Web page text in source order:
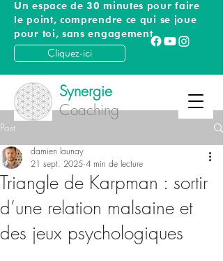
Synergie
Coaching
Un espace de 30 minutes pour faire
le point, comprendre ce qui se joue
pour toi, sans engagement
Cliquez-ici
Post
Triangle de Karpman : sortir
d’une relation malsaine et
des jeux psychologiques
damien launay
21 sept. 2025 4 min de lecture